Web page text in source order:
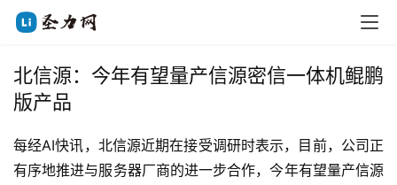
北信源：今年有望量产信源密信一体机鲲鹏
版产品
每经AI快讯，北信源近期在接受调研时表示，目前，公司正
有序地推进与服务器厂商的进一步合作，今年有望量产信源